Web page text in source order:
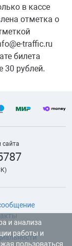
в кассе
отметка о
traffic.ru
билета
30 рублей.
и анализа
работы и
пользоваться